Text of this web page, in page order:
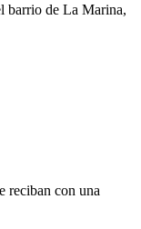
barrio de La Marina,
reciban con una